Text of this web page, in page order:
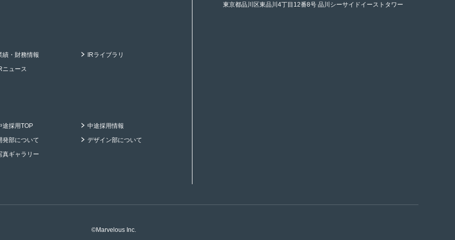
績・財務情報
IRライブラリ
ニュース
途採用TOP
中途採用情報
発部について
デザイン部について
真ギャラリー
東京都品川区東品川4丁目12番8号 品川シーサイドイーストタワー
©Marvelous Inc.